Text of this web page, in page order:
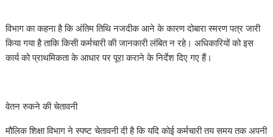
विभाग का कहना है कि अंतिम तिथि नजदीक आने के कारण दोबारा स्मरण पत्र जारी
किया गया है ताकि किसी कर्मचारी की जानकारी लंबित न रहे। अधिकारियों को इस
कार्य को प्राथमिकता के आधार पर पूरा कराने के निर्देश दिए गए हैं।
वेतन रुकने की चेतावनी
मौलिक शिक्षा विभाग ने स्पष्ट चेतावनी दी है कि यदि कोई कर्मचारी तय समय तक अपनी